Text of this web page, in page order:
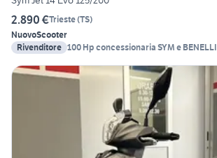
2.890 €Trieste(TS)
NuovoScooter
Rivenditore 100 Hp concessionaria SYM e BENELLI